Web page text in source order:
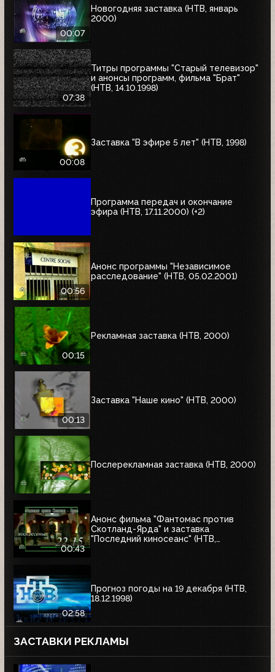
00:07
Новогодняя заставка (НТВ, январь
2000)
07:38
Титры программы "Старый телевизор"
и анонсы программ, фильма "Брат"
(НТВ, 14.10.1998)
00:08
Заставка "В эфире 5 лет" (НТВ, 1998)
Программа передач и окончание
эфира (НТВ, 17.11.2000) (+2)
00:56
Анонс программы "Независимое
расследование" (НТВ, 05.02.2001)
00:15
Рекламная заставка (НТВ, 2000)
00:13
Заставка "Наше кино" (НТВ, 2000)
Послерекламная заставка (НТВ, 2000)
00:43
Анонс фильма "Фантомас против
Скотланд-Ярда" и заставка
"Последний киносеанс" (НТВ,
02:58
Прогноз погоды на 19 декабря (НТВ,
18.12.1998)
ЗАСТАВКИ РЕКЛАМЫ